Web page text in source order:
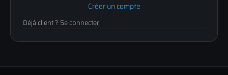
Créer un compte
Déjà client ? Se connecter